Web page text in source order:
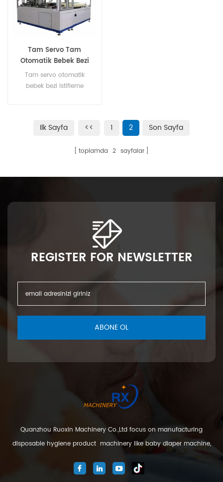
Tam Servo Tam
Otomatik Bebek Bezi
İstifleme Makinası
Tam servo otomatik
bebek bezi istifleme
Ilk Sayfa << 1 2 Son Sayfa
toplamda 2 sayfalar
REGISTER FOR NEWSLETTER
ABONE OL
Quanzhou Ruoxin Machinery Co.,Ltd focus on manufacturing
disposable hygiene product machinery like baby diaper machine,
machine. We are located in Jinjiang city, Fujian Province, China. And